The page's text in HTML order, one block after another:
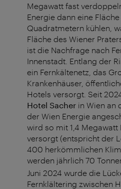
Megawatt fast
Energie dann eine
Quadratmetern kühlen,
Fläche des Wiener
ist die Nachfrage nach
Innenstadt. Entlang der
ein Fernkältenetz, das
Krankenhäuser,
Hotels versorgt. Seit
Hotel Sacher in Wien an
der Wien Energie
wird so mit 1,4 Megawatt
versorgt (entspricht der
400 herkömmlichen
werden jährlich 70
Juni 2024 wurde die
Fernklältering zwischen